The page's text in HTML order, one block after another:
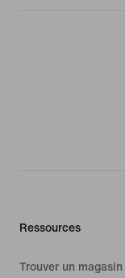
Ressources
Trouver un magasin